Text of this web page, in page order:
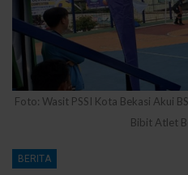
Foto: Wasit PSSI Kota Bekasi Akui
Bibit Atlet
BERITA